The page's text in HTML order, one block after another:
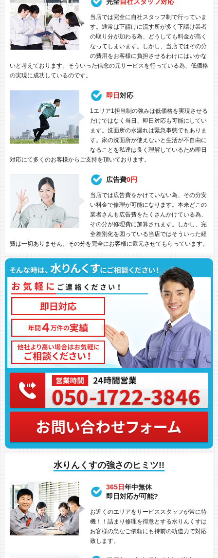
当店では完全に自社スタッフ制で行っていま
す。通常は下請けに流す所が多く下請け業者
の取り分が加わる為、どうしても料金が高く
なってしまいます。しかし、当店ではその分
の費用をお客様に負担させるわけにはいかな
いと考えております。そういった信念の元サービスを行っている為、低価格
の実現に成功しているのです。
即日対応
1エリア1担当制の強みは低価格を実現させる
だけではなく当日、即日対応も可能にしてい
ます。洗面所の水漏れは緊急事態でもありま
す。家の洗面所が使えないと生活が不自由に
なることを私達は良く理解しているため即日
対応にて多くのお客様からご支持を頂いております。
広告費0円
当店では広告費をかけていない為、その分安
い料金で修理が可能になります。本来どこの
業者さんも広告費をたくさんかけている為、
その分が修理費に加算されます。しかし、完
全差別化を図っている当店ではそういった経
費は一切ありません。その分を完全にお客様に還元させてもらっています。
水りんくすの強さのヒミツ!!
365日年中無休
即日対応が可能?
お近くのエリアをサービススタッフが常に待
機！！詰まり修理を得意とする水りんくすは
お客様の急なご依頼にも持前の軌道力で対応
致します。